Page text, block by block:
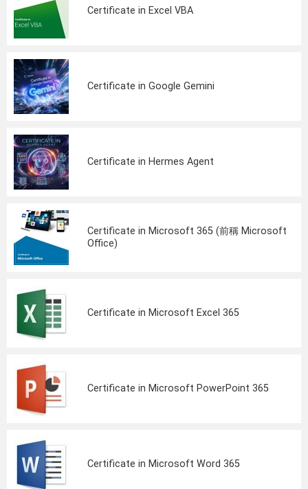
Certificate in Excel VBA
Certificate in Google Gemini
Certificate in Hermes Agent
Certificate in Microsoft 365 (前稱 Microsoft
Office)
Certificate in Microsoft Excel 365
Certificate in Microsoft PowerPoint 365
Certificate in Microsoft Word 365